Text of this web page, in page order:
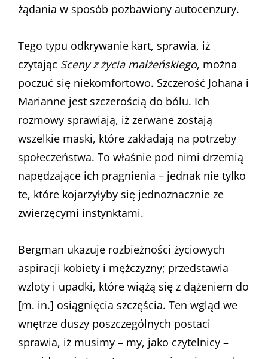
żądania w sposób pozbawiony autocenzury.
Tego typu odkrywanie kart, sprawia, iż
czytając Sceny z życia małżeńskiego, można
poczuć się niekomfortowo. Szczerość Johana i
Marianne jest szczerością do bólu. Ich
rozmowy sprawiają, iż zerwane zostają
wszelkie maski, które zakładają na potrzeby
społeczeństwa. To właśnie pod nimi drzemią
napędzające ich pragnienia – jednak nie tylko
te, które kojarzyłyby się jednoznacznie ze
zwierzęcymi instynktami.
Bergman ukazuje rozbieżności życiowych
aspiracji kobiety i mężczyzny; przedstawia
wzloty i upadki, które wiążą się z dążeniem do
[m. in.] osiągnięcia szczęścia. Ten wgląd we
wnętrze duszy poszczególnych postaci
sprawia, iż musimy – my, jako czytelnicy –